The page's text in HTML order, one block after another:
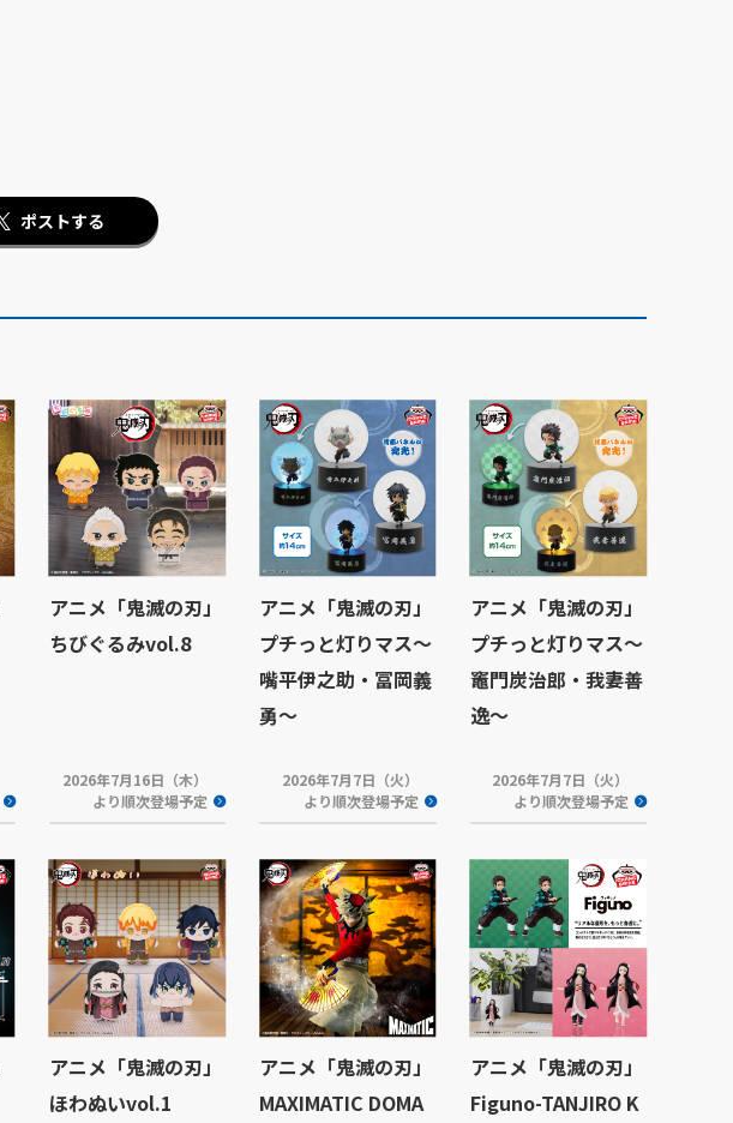
ポストする
アニメ「鬼滅の刃」
ちびぐるみvol.8
2026年7月16日（木）
より順次登場予定
アニメ「鬼滅の刃」
プチっと灯りマス～
嘴平伊之助・冨岡義
勇～
2026年7月7日（火）
より順次登場予定
アニメ「鬼滅の刃」
プチっと灯りマス～
竈門炭治郎・我妻善
逸～
2026年7月7日（火）
より順次登場予定
アニメ「鬼滅の刃」
ほわぬいvol.1
アニメ「鬼滅の刃」
MAXIMATIC DOMA
アニメ「鬼滅の刃」
Figuno-TANJIRO K